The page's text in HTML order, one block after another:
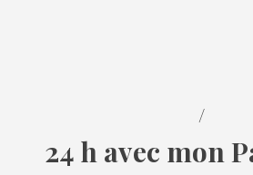
/
24 h avec mon